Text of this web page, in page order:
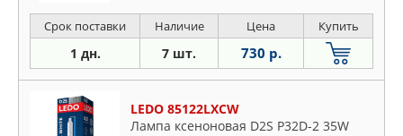
Срок поставки Наличие Цена Купить
1 дн. 7 шт. 730 р.
LEDO 85122LXCW
Лампа ксеноновая D2S P32D-2 35W